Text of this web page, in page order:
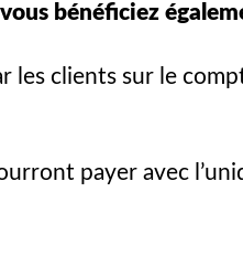
vous bénéficiez
les clients sur le
payer avec